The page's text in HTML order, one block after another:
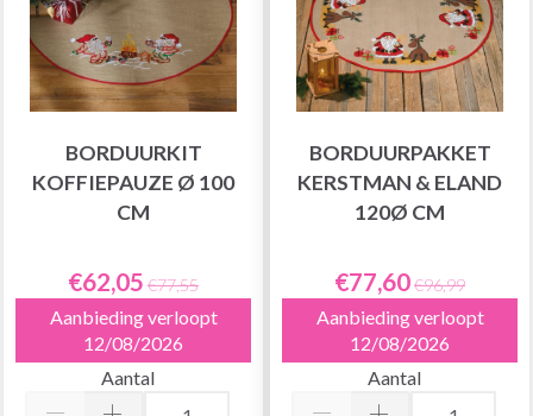
BORDUURKIT
KOFFIEPAUZE Ø 100
CM
€62,05 €77,55
Aanbieding verloopt
12/08/2026
Aantal
BORDUURPAKKET
KERSTMAN & ELAND
120Ø CM
€77,60€96,99
Aanbieding verloopt
12/08/2026
Aantal